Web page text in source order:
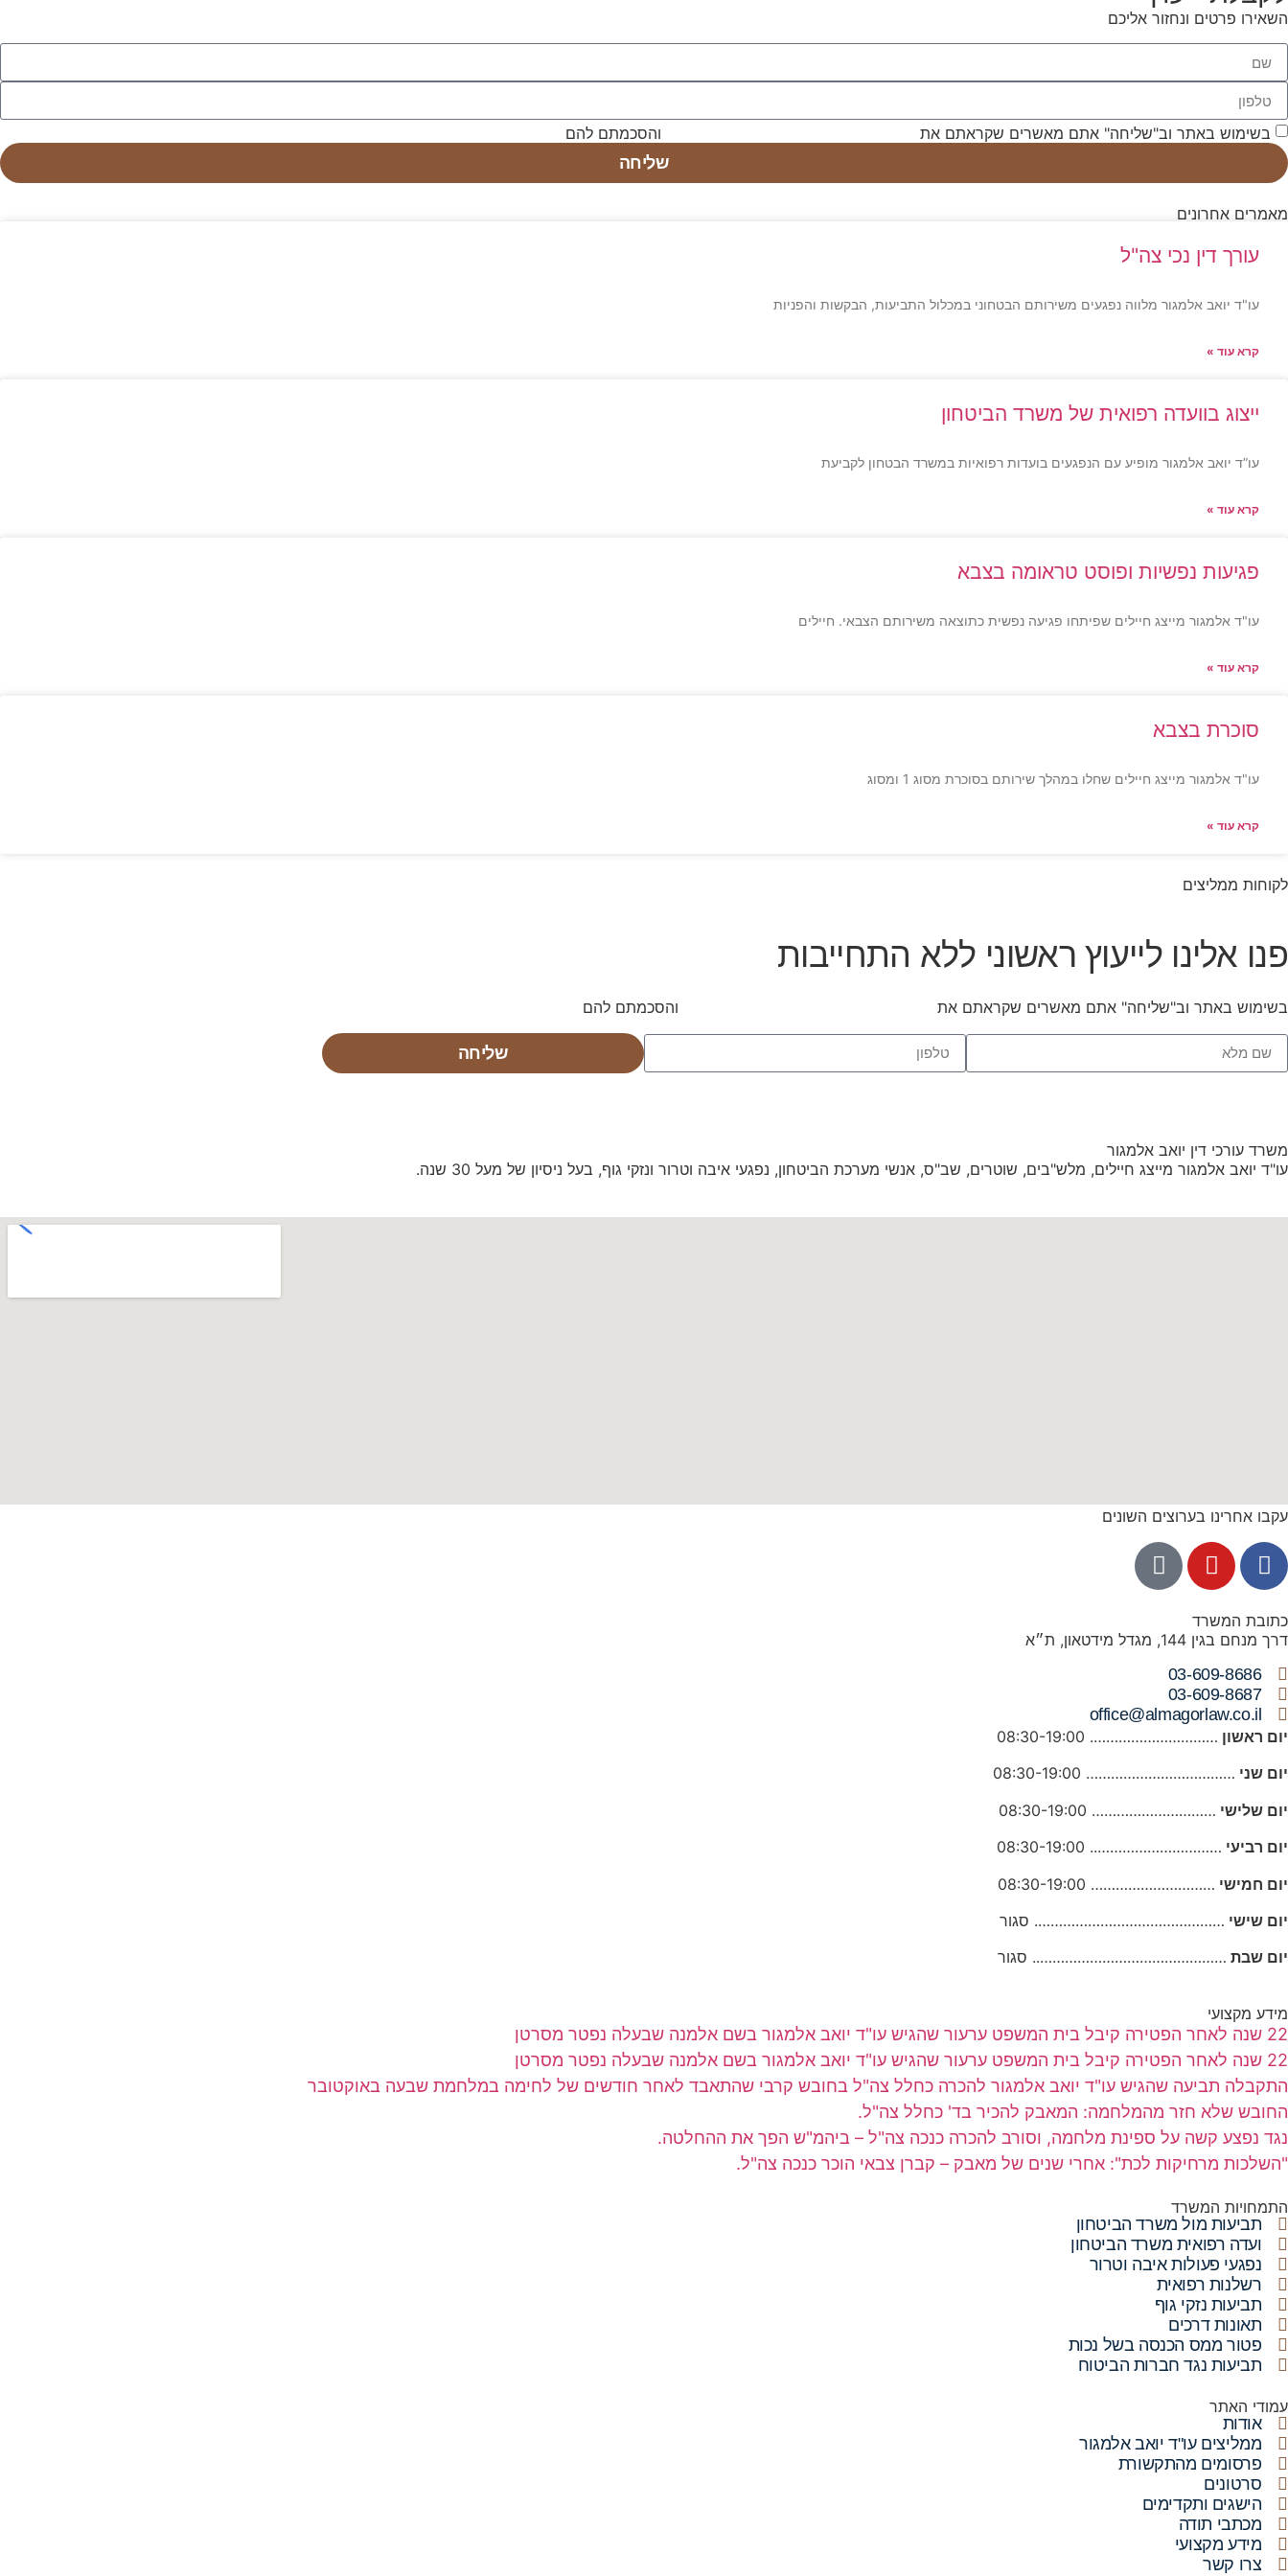
השאירו פרטים ונחזור אליכם
בשימוש באתר וב"שליחה" אתם מאשרים שקראתם את
והסכמתם להם
שליחה
מאמרים אחרונים
עורך דין נכי צה"ל
עו"ד יואב אלמגור מלווה נפגעים משירותם הבטחוני במכלול התביעות, הבקשות והפניות
קרא עוד »
ייצוג בוועדה רפואית של משרד הביטחון
עו”ד יואב אלמגור מופיע עם הנפגעים בועדות רפואיות במשרד הבטחון לקביעת
קרא עוד »
פגיעות נפשיות ופוסט טראומה בצבא
עו"ד אלמגור מייצג חיילים שפיתחו פגיעה נפשית כתוצאה משירותם הצבאי. חיילים
קרא עוד »
סוכרת בצבא
עו"ד אלמגור מייצג חיילים שחלו במהלך שירותם בסוכרת מסוג 1 ומסוג
קרא עוד »
לקוחות ממליצים
פנו אלינו לייעוץ ראשוני ללא התחייבות
בשימוש באתר וב"שליחה" אתם מאשרים שקראתם את והסכמתם להם
שליחה
משרד עורכי דין יואב אלמגור
עו"ד יואב אלמגור מייצג חיילים, מלש"בים, שוטרים, שב"ס, אנשי מערכת הביטחון, נפגעי איבה וטרור ונזקי גוף, בעל ניסיון של מעל 30 שנה.
עקבו אחרינו בערוצים השונים
כתובת המשרד
דרך מנחם בגין 144, מגדל מידטאון, ת״א
03-609-8686
03-609-8687
office@almagorlaw.co.il
יום ראשון …………………………. 08:30-19:00
יום שני ……………………………… 08:30-19:00
יום שלישי ………………………… 08:30-19:00
יום רביעי ………………………….. 08:30-19:00
יום חמישי ………………………… 08:30-19:00
יום שישי ………………………………………. סגור
יום שבת ……………………………………….. סגור
מידע מקצועי
22 שנה לאחר הפטירה קיבל בית המשפט ערעור שהגיש עו"ד יואב אלמגור בשם אלמנה שבעלה נפטר מסרטן
22 שנה לאחר הפטירה קיבל בית המשפט ערעור שהגיש עו"ד יואב אלמגור בשם אלמנה שבעלה נפטר מסרטן
התקבלה תביעה שהגיש עו"ד יואב אלמגור להכרה כחלל צה"ל בחובש קרבי שהתאבד לאחר חודשים של לחימה במלחמת שבעה באוקטובר
החובש שלא חזר מהמלחמה: המאבק להכיר בד' כחלל צה"ל.
נגד נפצע קשה על ספינת מלחמה, וסורב להכרה כנכה צה"ל – ביהמ"ש הפך את ההחלטה.
"השלכות מרחיקות לכת": אחרי שנים של מאבק – קברן צבאי הוכר כנכה צה"ל.
התמחויות המשרד
תביעות מול משרד הביטחון
ועדה רפואית משרד הביטחון
נפגעי פעולות איבה וטרור
רשלנות רפואית
תביעות נזקי גוף
תאונות דרכים
פטור ממס הכנסה בשל נכות
תביעות נגד חברות הביטוח
עמודי האתר
אודות
ממליצים עו"ד יואב אלמגור
פרסומים מהתקשורת
סרטונים
הישגים ותקדימים
מכתבי תודה
מידע מקצועי
צרו קשר